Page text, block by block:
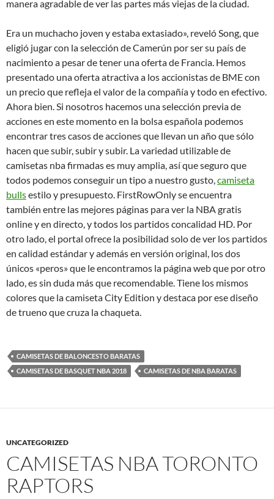
manera agradable de ver las partes más viejas de la ciudad.
Era un muchacho joven y estaba extasiado», reveló Song, que
eligió jugar con la selección de Camerún por ser su país de
nacimiento a pesar de tener una oferta de Francia. Hemos
presentado una oferta atractiva a los accionistas de BME con
un precio que refleja el valor de la compañía y todo en efectivo.
Ahora bien. Si nosotros hacemos una selección previa de
acciones en este momento en la bolsa española podemos
encontrar tres casos de acciones que llevan un año que sólo
hacen que subir, subir y subir. La variedad utilizable de
camisetas nba firmadas es muy amplia, así que seguro que
todos podemos conseguir un tipo a nuestro gusto,camiseta
bullsestilo y presupuesto. FirstRowOnly se encuentra
también entre las mejores páginas para ver la NBA gratis
online y en directo, y todos los partidos concalidad HD. Por
otro lado, el portal ofrece la posibilidad solo de ver los partidos
en calidad estándar y además en versión original, los dos
únicos «peros» que le encontramos la página web que por otro
lado, es sin duda más que recomendable. Tiene los mismos
colores que la camiseta City Edition y destaca por ese diseño
de trueno que cruza la chaqueta.
CAMISETAS DE BALONCESTO BARATAS
CAMISETAS DE BASQUET NBA 2018
CAMISETAS DE NBA BARATAS
UNCATEGORIZED
CAMISETAS NBA TORONTO
RAPTORS